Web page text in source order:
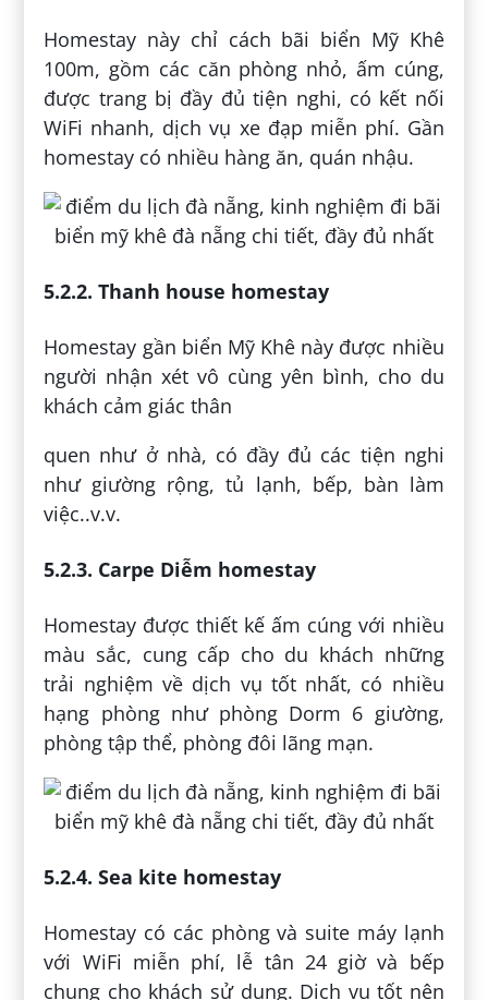
Homestay này chỉ cách bãi biển Mỹ Khê
100m, gồm các căn phòng nhỏ, ấm cúng,
được trang bị đầy đủ tiện nghi, có kết nối
WiFi nhanh, dịch vụ xe đạp miễn phí. Gần
homestay có nhiều hàng ăn, quán nhậu.
5.2.2. Thanh house homestay
Homestay gần biển Mỹ Khê này được nhiều
người nhận xét vô cùng yên bình, cho du
khách cảm giác thân
quen như ở nhà, có đầy đủ các tiện nghi
như giường rộng, tủ lạnh, bếp, bàn làm
việc..v.v.
5.2.3. Carpe Diễm homestay
Homestay được thiết kế ấm cúng với nhiều
màu sắc, cung cấp cho du khách những
trải nghiệm về dịch vụ tốt nhất, có nhiều
hạng phòng như phòng Dorm 6 giường,
phòng tập thể, phòng đôi lãng mạn.
5.2.4. Sea kite homestay
Homestay có các phòng và suite máy lạnh
với WiFi miễn phí, lễ tân 24 giờ và bếp
chung cho khách sử dụng. Dịch vụ tốt nên